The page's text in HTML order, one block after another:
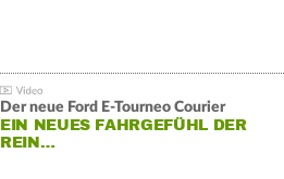
Der neue Ford E-Tourneo Courier
EIN NEUES FAHRGEFÜHL DER
REIN…